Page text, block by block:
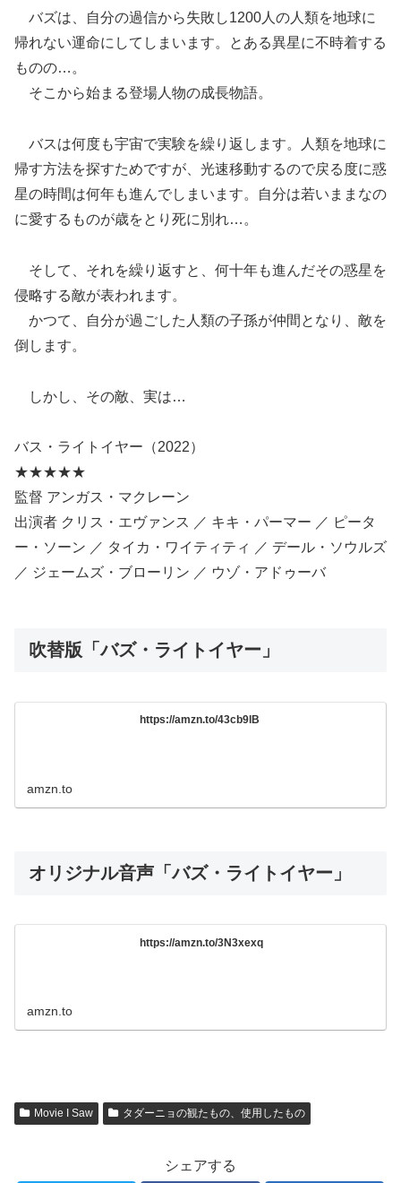
バズは、自分の過信から失敗し1200人の人類を地球に
帰れない運命にしてしまいます。とある異星に不時着する
ものの…。
そこから始まる登場人物の成長物語。
バスは何度も宇宙で実験を繰り返します。人類を地球に
帰す方法を探すためですが、光速移動するので戻る度に惑
星の時間は何年も進んでしまいます。自分は若いままなの
に愛するものが歳をとり死に別れ…。
そして、それを繰り返すと、何十年も進んだその惑星を
侵略する敵が表われます。
かつて、自分が過ごした人類の子孫が仲間となり、敵を
倒します。
しかし、その敵、実は…
バス・ライトイヤー（2022）
★★★★★
監督 アンガス・マクレーン
出演者 クリス・エヴァンス ／ キキ・パーマー ／ ピータ
ー・ソーン ／ タイカ・ワイティティ ／ デール・ソウルズ
／ ジェームズ・ブローリン ／ ウゾ・アドゥーバ
吹替版「バズ・ライトイヤー」
https://amzn.to/43cb9lB
amzn.to
オリジナル音声「バズ・ライトイヤー」
https://amzn.to/3N3xexq
amzn.to
Movie I Saw タダーニョの観たもの、使用したもの
シェアする